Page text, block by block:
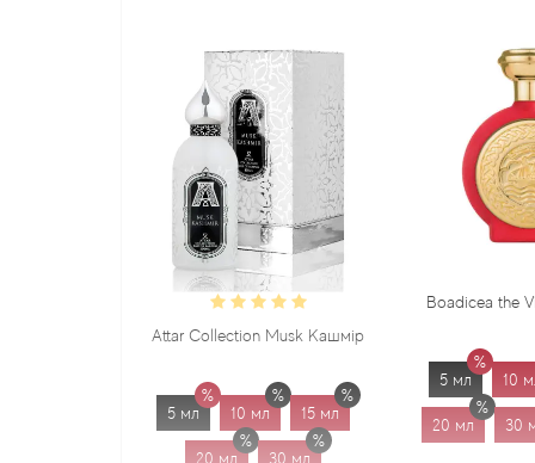
Attar Collection Musk Кашмір
15 мл
Boadicea the Victorious Sadu
15 мл
20 мл 1.7 мл